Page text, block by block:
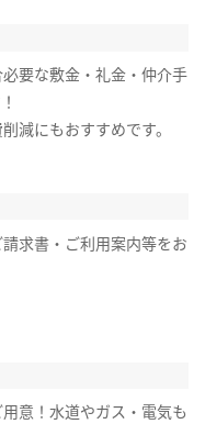
要な敷金・礼金・仲介手
減にもおすすめです。
求書・ご利用案内等をお
意！水道やガス・電気も